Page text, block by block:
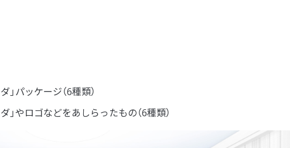
」パッケージ（6種類）
」やロゴなどをあしらったもの（6種類）